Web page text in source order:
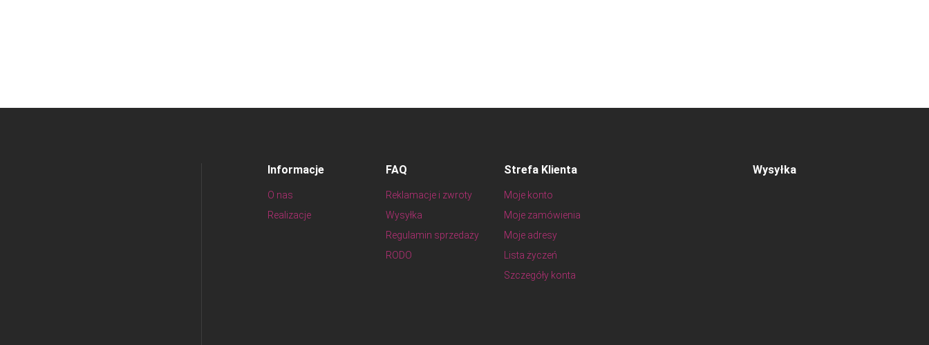
Informacje
O nas
Realizacje
FAQ
Reklamacje i zwroty
Wysyłka
Regulamin sprzedaży
RODO
Strefa Klienta
Moje konto
Moje zamówienia
Moje adresy
Lista życzeń
Szczegóły konta
Wysyłka